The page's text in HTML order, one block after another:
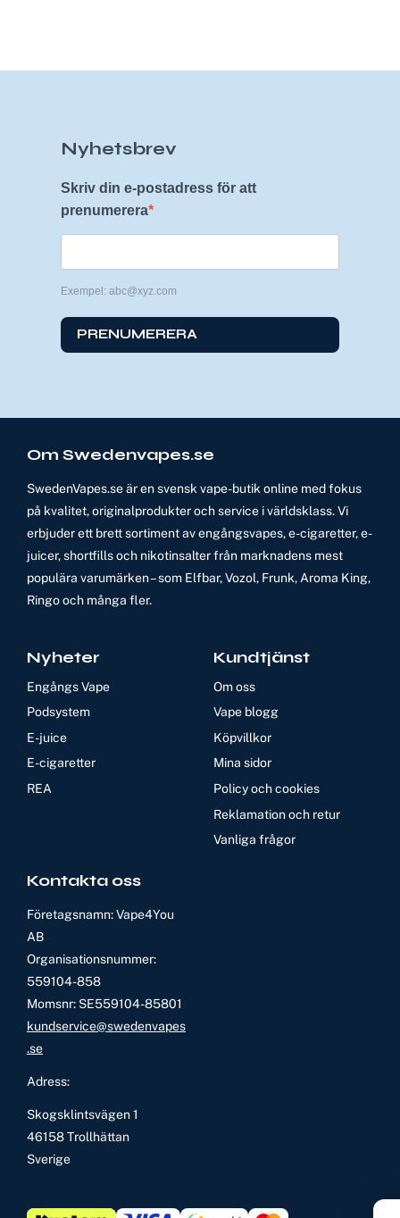
Nyhetsbrev
Skriv din e-postadress för att
prenumerera
Exempel: abc@xyz.com
PRENUMERERA
Om Swedenvapes.se
SwedenVapes.se är en svensk vape-butik online med fokus
på kvalitet, originalprodukter och service i världsklass. Vi
erbjuder ett brett sortiment av engångsvapes, e-cigaretter, e-
juicer, shortfills och nikotinsalter från marknadens mest
populära varumärken – som Elfbar, Vozol, Frunk, Aroma King,
Ringo och många fler.
Nyheter
Engångs Vape
Podsystem
E-juice
E-cigaretter
REA
Kundtjänst
Om oss
Vape blogg
Köpvillkor
Mina sidor
Policy och cookies
Reklamation och retur
Vanliga frågor
Kontakta oss
Företagsnamn: Vape4You
AB
Organisationsnummer:
559104-858
Momsnr: SE559104-85801
kundservice@swedenvapes
.se
Adress:
Skogsklintsvägen 1
46158 Trollhättan
Sverige